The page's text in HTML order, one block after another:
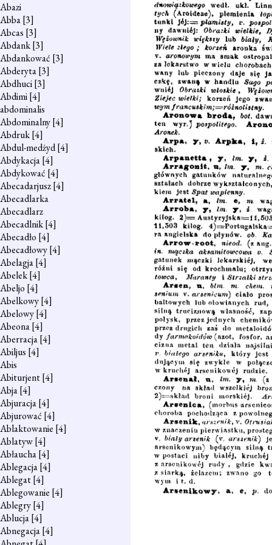
Abazi
Abba[3]
Abcas [3]
Abdank[3]
Abdankować [3]
Abderyta[3]
Abdhuci[3]
Abdimi[4]
abdominalis
Abdominalny[4]
Abdruk[4]
Abdul-medżyd[4]
Abdykacja[4]
Abdykować [4]
Abecadarjusz[4]
Abecadlarka
Abecadlarz
Abecadlnik[4]
Abecadło [4]
Abecadłowy[4]
Abelagja[4]
Abelek[4]
Abeljo [4]
Abelkowy[4]
Abelowy[4]
Abeona[4]
Aberracja[4]
Abiljus [4]
Abis
Abiturjent[4]
Abja[4]
Abjuracja[4]
Abjurować [4]
Ablaktowanie [4]
Ablatyw[4]
Abłaucha[4]
Ablegacja[4]
Ablegat[4]
Ablegowanie [4]
Ablegry[4]
Ablucja[4]
Abnegacja[4]